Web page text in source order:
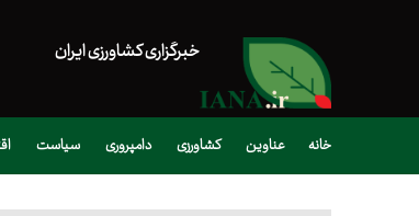
خبرگزاری کشاورزی ایران
خانه عناوین کشاورزی دامپروری سیاست